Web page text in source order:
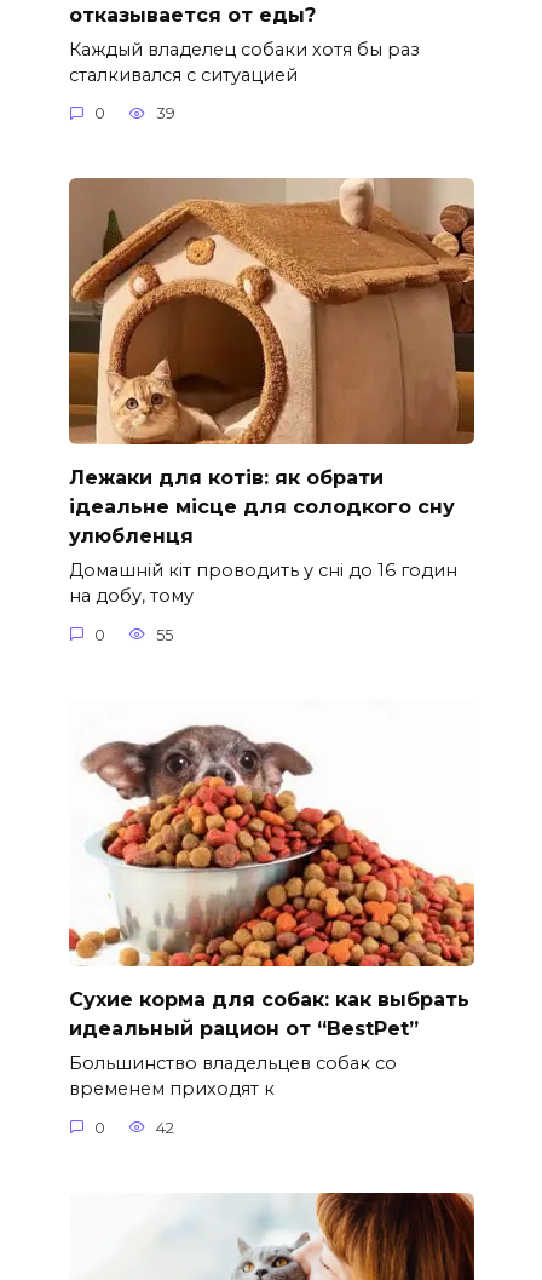
отказывается от еды?
Каждый владелец собаки хотя бы раз
сталкивался с ситуацией
0 39
Лежаки для котів: як обрати
ідеальне місце для солодкого сну
улюбленця
Домашній кіт проводить у сні до 16 годин
на добу, тому
0 55
Сухие корма для собак: как выбрать
идеальный рацион от “BestPet”
Большинство владельцев собак со
временем приходят к
0 42